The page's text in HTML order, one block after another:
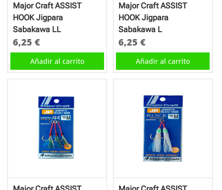
Major Craft ASSIST
HOOK Jigpara
Sabakawa LL
6,25 €
Añadir al carrito
Major Craft ASSIST
HOOK Jigpara
Sabakawa L
6,25€
Añadir al carrito